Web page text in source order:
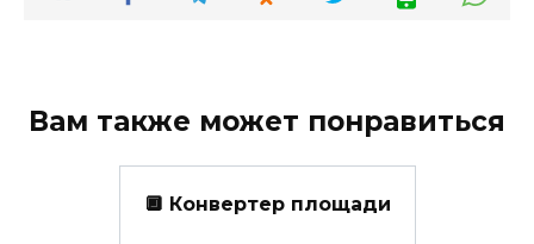
Вам также может понравиться
🔲 Конвертер площади